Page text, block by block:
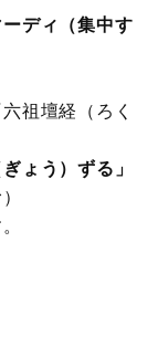
ーディ（集中す
祖壇経（ろく
ょう）ずる」